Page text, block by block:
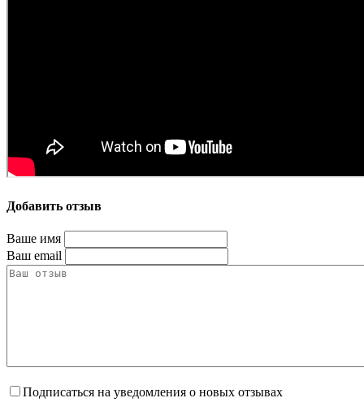
Добавить отзыв
Ваше имя
Ваш email
Подписаться на уведомления о новых отзывах